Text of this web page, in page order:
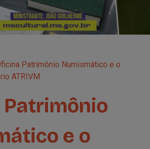
Patrimônio Numismático e o
ATRIVM
e o